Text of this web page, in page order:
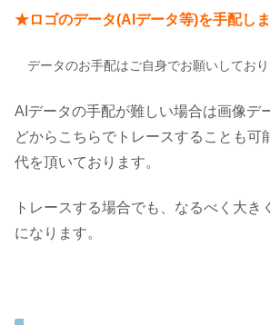
★ロゴのデータ(AIデータ等)を手配しま
データのお手配はご自身でお願いしており
AIデータの手配が難しい場合は画像デ
どからこちらでトレースすることも可
代を頂いております。
トレースする場合でも、なるべく大き
になります。